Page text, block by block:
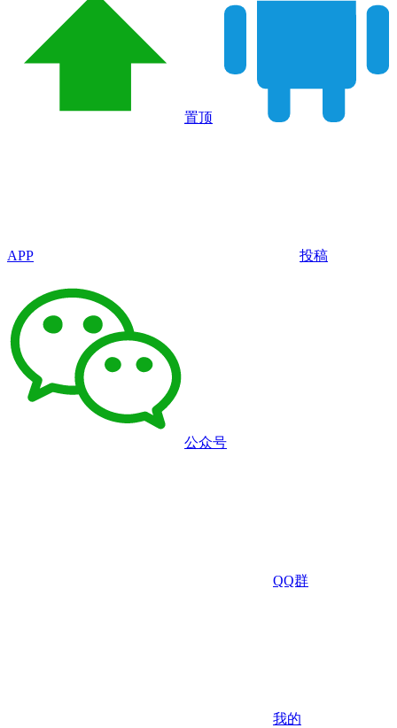
置顶
APP 投稿
公众号
QQ群
我的